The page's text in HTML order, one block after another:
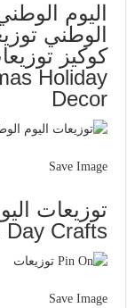
اليوم
الوطني
Holiday
Decor
Save Image
Day Crafts
Save Image